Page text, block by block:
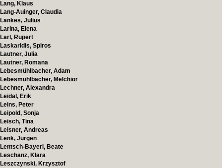
Lang, Klaus
Lang-Auinger, Claudia
Lankes, Julius
Larina, Elena
Larl, Rupert
Laskaridis, Spiros
Lautner, Julia
Lautner, Romana
Lebesmühlbacher, Adam
Lebesmühlbacher, Melchior
Lechner, Alexandra
Leidal, Erik
Leins, Peter
Leipold, Sonja
Leisch, Tina
Leisner, Andreas
Lenk, Jürgen
Lentsch-Bayerl, Beate
Leschanz, Klara
Leszczynski, Krzysztof